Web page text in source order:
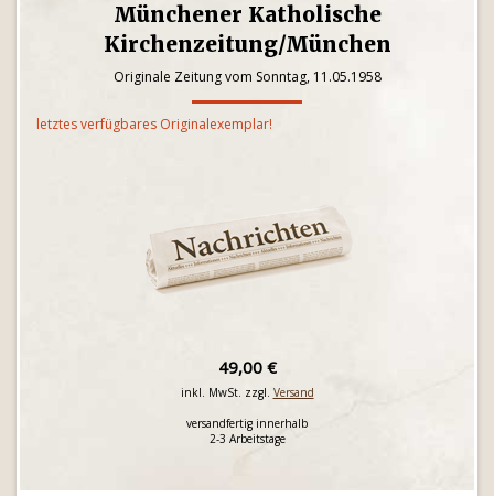
Münchener Katholische
Kirchenzeitung/München
Originale Zeitung vom Sonntag, 11.05.1958
letztes verfügbares Originalexemplar!
49,00 €
inkl. MwSt. zzgl. Versand
versandfertig innerhalb
2-3 Arbeitstage